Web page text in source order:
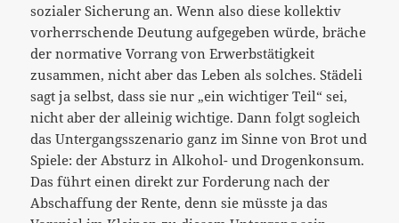
sozialer Sicherung an. Wenn also diese kollektiv
vorherrschende Deutung aufgegeben würde, bräche
der normative Vorrang von Erwerbstätigkeit
zusammen, nicht aber das Leben als solches. Städeli
sagt ja selbst, dass sie nur „ein wichtiger Teil“ sei,
nicht aber der alleinig wichtige. Dann folgt sogleich
das Untergangsszenario ganz im Sinne von Brot und
Spiele: der Absturz in Alkohol- und Drogenkonsum.
Das führt einen direkt zur Forderung nach der
Abschaffung der Rente, denn sie müsste ja das